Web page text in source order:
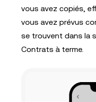
vous avez copiés,
vous avez prévus
se trouvent dans la
Contrats à terme.